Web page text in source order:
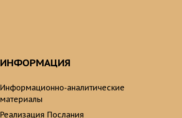
ИНФОРМАЦИЯ
Информационно-аналитические
материалы
Реализация Послания